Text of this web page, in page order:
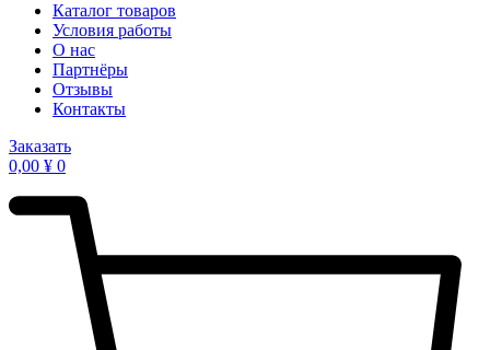
Каталог товаров
Условия работы
О нас
Партнёры
Отзывы
Контакты
Заказать
0,00 ¥ 0